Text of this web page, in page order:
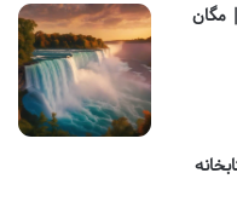
| مگان